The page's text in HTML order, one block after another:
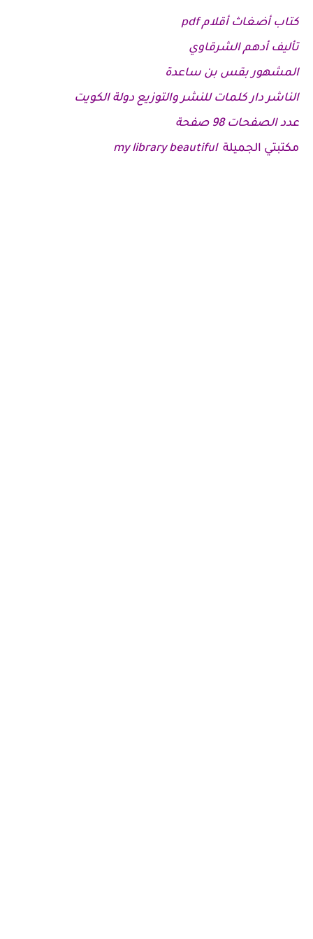
كتاب أضغاث أقلام pdf
تأليف أدهم الشرقاوي
المشهور بقس بن ساعدة
الناشر دار كلمات للنشر والتوزيع دولة الكويت
عدد الصفحات 98 صفحة
مكتبتي الجميلةmy library beautiful